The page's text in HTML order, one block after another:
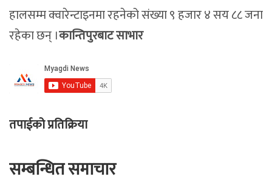
हालसम्म क्वारेन्टाइनमा रहनेको संख्या ९ हजार ४ सय ८८ जना
रहेका छन् ।कान्तिपुरबाट साभार
तपाईको प्रतिक्रिया
सम्बन्धित समाचार